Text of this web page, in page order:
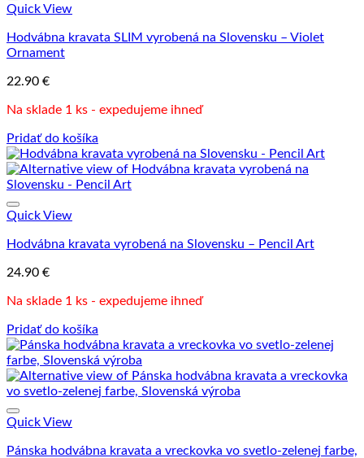
Quick View
Hodvábna kravata SLIM vyrobená na Slovensku – Violet
Ornament
22.90 €
Na sklade 1 ks - expedujeme ihneď
Pridať do košíka
Quick View
Hodvábna kravata vyrobená na Slovensku – Pencil Art
24.90 €
Na sklade 1 ks - expedujeme ihneď
Pridať do košíka
Quick View
Pánska hodvábna kravata a vreckovka vo svetlo-zelenej farbe,